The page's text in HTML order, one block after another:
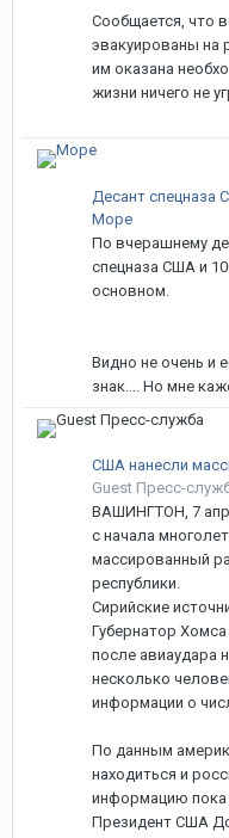
Сообщается, что
эвакуированы на
им оказана
жизни ничего не
Десант спецназа
Море
По вчерашнему
спецназа США и
основном.
Видно не очень и
знак.... Но мне
Guest Пресс-
ВАШИНГТОН, 7
с начала
массированный
республики.
Сирийские
Губернатор
после авиаудара
несколько
информации о
По данным
находиться и
информацию пока
Президент США